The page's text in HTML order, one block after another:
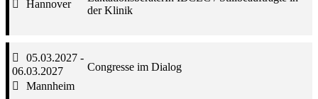
Hannover
der Klinik
05.03.2027 -
06.03.2027
Mannheim
Congresse im Dialog